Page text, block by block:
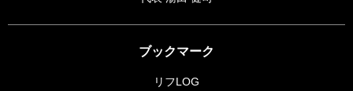
ブックマーク
リフLOG